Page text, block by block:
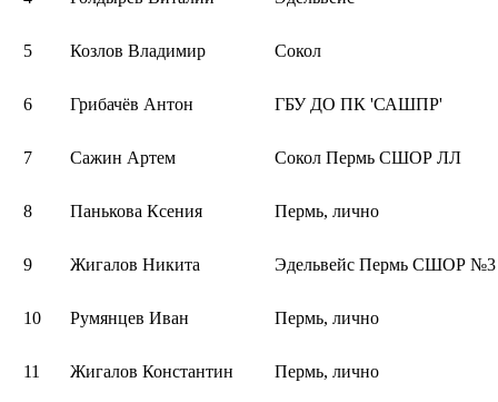
5 Козлов Владимир Сокол
6 Грибачёв Антон ГБУ ДО ПК 'САШПР'
7 Сажин Артем Сокол Пермь СШОР ЛЛ
8 Панькова Ксения Пермь, лично
9 Жигалов Никита Эдельвейс Пермь СШОР
10 Румянцев Иван Пермь, лично
11 Жигалов Константин Пермь, лично